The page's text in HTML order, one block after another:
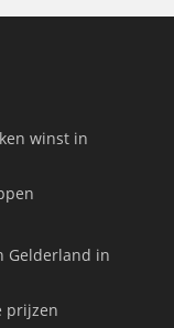
winst in
Gelderland in
prijzen